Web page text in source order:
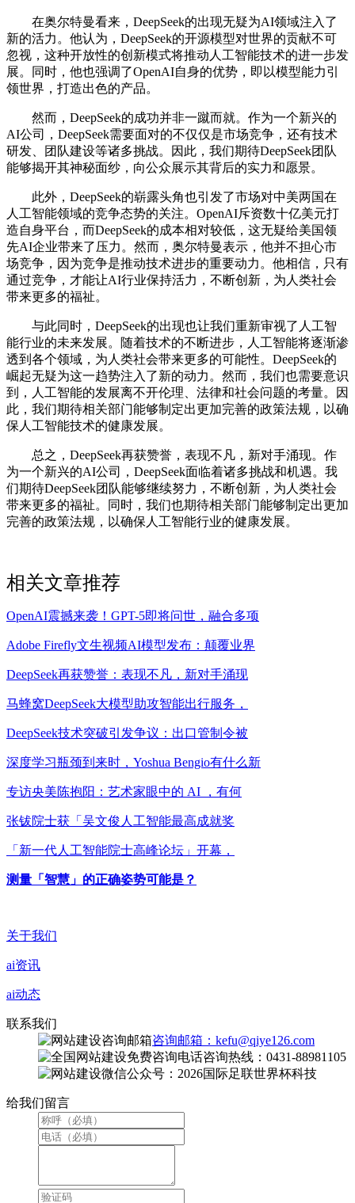
在奥尔特曼看来，DeepSeek的出现无疑为AI领域注入了
新的活力。他认为，DeepSeek的开源模型对世界的贡献不可
忽视，这种开放性的创新模式将推动人工智能技术的进一步发
展。同时，他也强调了OpenAI自身的优势，即以模型能力引
领世界，打造出色的产品。
然而，DeepSeek的成功并非一蹴而就。作为一个新兴的
AI公司，DeepSeek需要面对的不仅仅是市场竞争，还有技术
研发、团队建设等诸多挑战。因此，我们期待DeepSeek团队
能够揭开其神秘面纱，向公众展示其背后的实力和愿景。
此外，DeepSeek的崭露头角也引发了市场对中美两国在
人工智能领域的竞争态势的关注。OpenAI斥资数十亿美元打
造自身平台，而DeepSeek的成本相对较低，这无疑给美国领
先AI企业带来了压力。然而，奥尔特曼表示，他并不担心市
场竞争，因为竞争是推动技术进步的重要动力。他相信，只有
通过竞争，才能让AI行业保持活力，不断创新，为人类社会
带来更多的福祉。
与此同时，DeepSeek的出现也让我们重新审视了人工智
能行业的未来发展。随着技术的不断进步，人工智能将逐渐渗
透到各个领域，为人类社会带来更多的可能性。DeepSeek的
崛起无疑为这一趋势注入了新的动力。然而，我们也需要意识
到，人工智能的发展离不开伦理、法律和社会问题的考量。因
此，我们期待相关部门能够制定出更加完善的政策法规，以确
保人工智能技术的健康发展。
总之，DeepSeek再获赞誉，表现不凡，新对手涌现。作
为一个新兴的AI公司，DeepSeek面临着诸多挑战和机遇。我
们期待DeepSeek团队能够继续努力，不断创新，为人类社会
带来更多的福祉。同时，我们也期待相关部门能够制定出更加
完善的政策法规，以确保人工智能行业的健康发展。
相关文章推荐
OpenAI震撼来袭！GPT-5即将问世，融合多项
Adobe Firefly文生视频AI模型发布：颠覆业界
DeepSeek再获赞誉：表现不凡，新对手涌现
马蜂窝DeepSeek大模型助攻智能出行服务，
DeepSeek技术突破引发争议：出口管制令被
深度学习瓶颈到来时，Yoshua Bengio有什么新
专访央美陈抱阳：艺术家眼中的 AI ，有何
张钹院士获「吴文俊人工智能最高成就奖
「新一代人工智能院士高峰论坛」开幕，
测量「智慧」的正确姿势可能是？
关于我们
ai资讯
ai动态
联系我们
咨询邮箱：kefu@qiye126.com
咨询热线：0431-88981105
微信公众号：2026国际足联世界杯科技
给我们留言